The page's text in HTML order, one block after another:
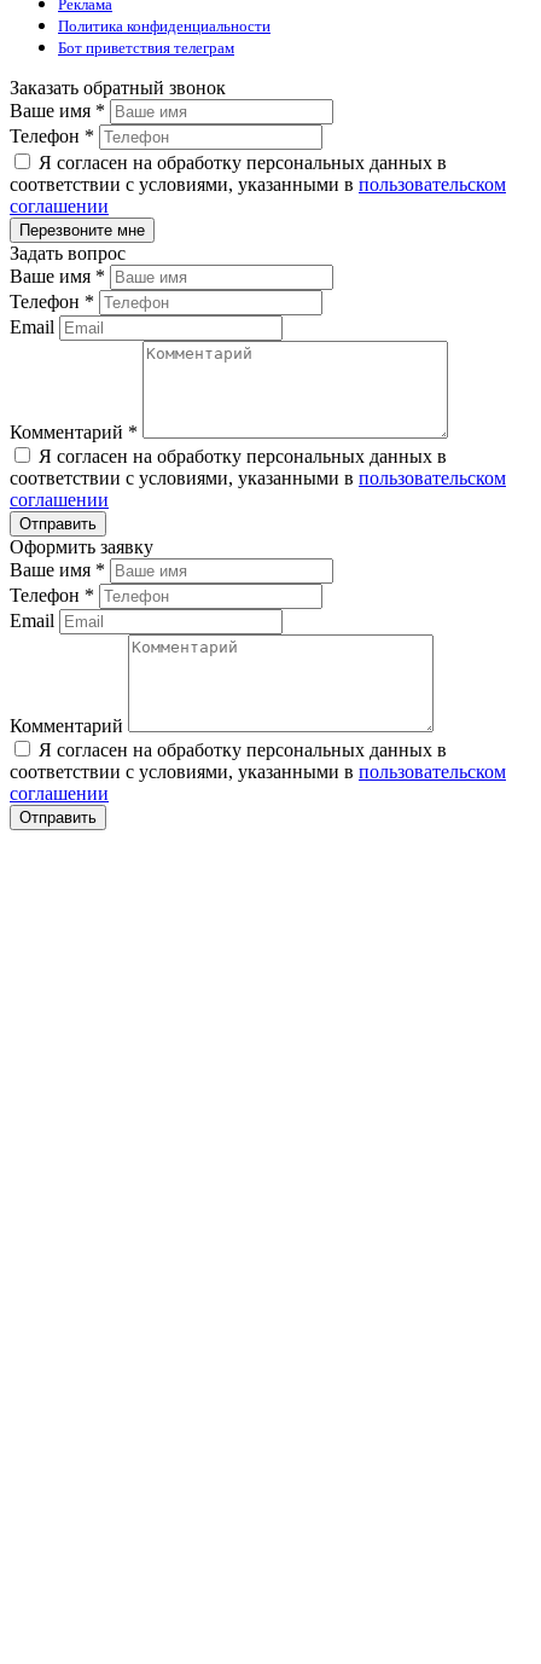
Реклама
Политика конфиденциальности
Бот приветствия телеграм
Заказать обратный звонок
Ваше имя *
Телефон *
Я согласен на обработку персональных данных в
соответствии с условиями, указанными в пользовательском
соглашении
Задать вопрос
Ваше имя *
Телефон *
Email
Комментарий *
Я согласен на обработку персональных данных в
соответствии с условиями, указанными в пользовательском
соглашении
Оформить заявку
Ваше имя *
Телефон *
Email
Комментарий
Я согласен на обработку персональных данных в
соответствии с условиями, указанными в пользовательском
соглашении